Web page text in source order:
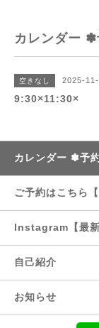
カレンダー
空きなし 2025-
9:30×11:30×
カレンダー ✽予
ご予約はこちら
Instagram【最新
自己紹介
お知らせ